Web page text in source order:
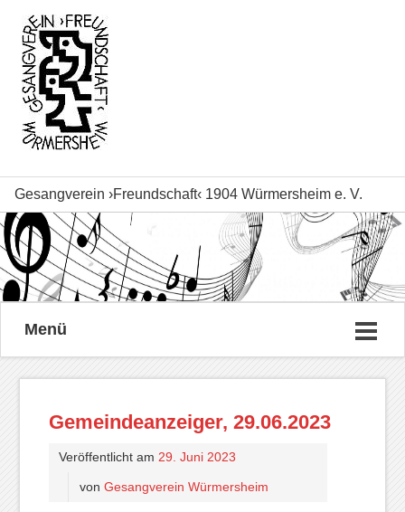
Gesangverein ›Freundschaft‹ 1904 Würmersheim e. V.
Menü
Gemeindeanzeiger, 29.06.2023
Veröffentlicht am 29. Juni 2023
von Gesangverein Würmersheim